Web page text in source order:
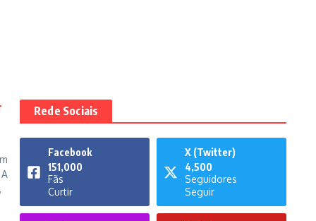
Rede Sociais
Facebook
151,000
Fãs
Curtir
X (Twitter)
4,500
Seguidores
Seguir